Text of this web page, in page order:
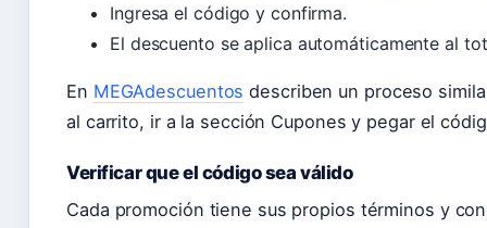
Ingresa el código y confirma.
El descuento se aplica automáticamente al
En MEGAdescuentos describen un proceso
al carrito, ir a la sección Cupones y pegar el
Verificar que el código sea válido
Cada promoción tiene sus propios términos y